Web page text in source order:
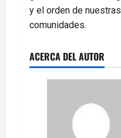
y el orden de nuestras
comunidades.
ACERCA DEL AUTOR